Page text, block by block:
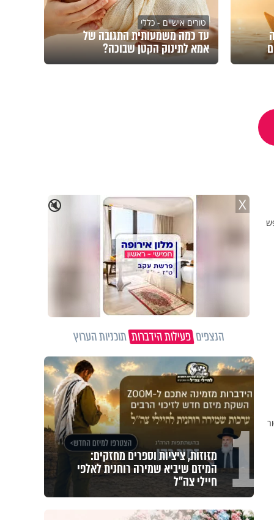
טורים אישיים - כללי
עד כמה משמעותית התגובה של
אמא לתינוק הקטן שבוכה?
🔇 X
הנצפיםפעילות הידברותתוכניות הערוץ
1 מזוזות, ציציות וספרים מחזקים:
המיזם שיביא שמירה רוחנית לאלפי
חיילי צה"ל